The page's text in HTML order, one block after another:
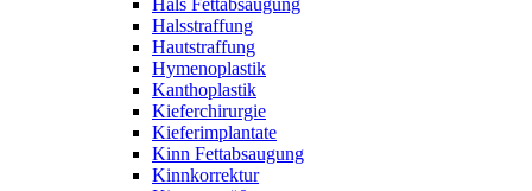
Halsstraffung
Hautstraffung
Hymenoplastik
Kanthoplastik
Kieferchirurgie
Kieferimplantate
Kinn Fettabsaugung
Kinnkorrektur